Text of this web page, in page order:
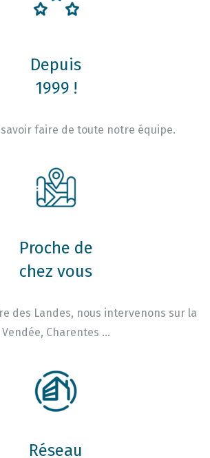
Depuis
1999 !
faire de toute notre équipe.
Proche de
chez vous
des Landes, nous intervenons sur la
Vendée, Charentes …
Réseau